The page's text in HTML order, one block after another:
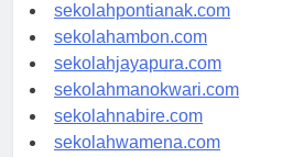
sekolahpontianak.com
sekolahambon.com
sekolahjayapura.com
sekolahmanokwari.com
sekolahnabire.com
sekolahwamena.com